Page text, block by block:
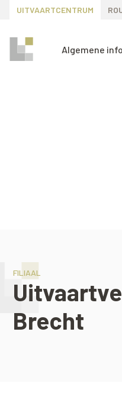
UITVAARTCENTRUM
Algemene
FILIAAL
Brecht